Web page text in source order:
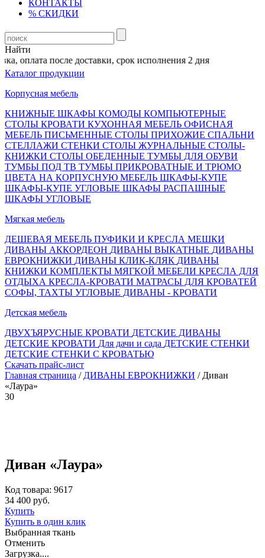
КОНТАКТЫ
% СКИДКИ
Найти
оплата после доставки, срок исполнения 2 дня
Каталог продукции
Корпусная мебель
КНИЖНЫЕ ШКАФЫ КОМОДЫ КОМПЬЮТЕРНЫЕ
СТОЛЫ КРОВАТИ КУХОННАЯ МЕБЕЛЬ ОФИСНАЯ
МЕБЕЛЬ ПИСЬМЕННЫЕ СТОЛЫ ПРИХОЖИЕ СПАЛЬНИ
СТЕЛЛАЖИ СТЕНКИ СТОЛЫ ЖУРНАЛЬНЫЕ СТОЛЫ-
КНИЖКИ СТОЛЫ ОБЕДЕННЫЕ ТУМБЫ ДЛЯ ОБУВИ
ТУМБЫ ПОД ТВ ТУМБЫ ПРИКРОВАТНЫЕ И ТРЮМО
ЦВЕТА НА КОРПУСНУЮ МЕБЕЛЬ ШКАФЫ-КУПЕ
ШКАФЫ-КУПЕ УГЛОВЫЕ ШКАФЫ РАСПАШНЫЕ
ШКАФЫ УГЛОВЫЕ
Мягкая мебель
ДЕШЕВАЯ МЕБЕЛЬ ПУФИКИ И КРЕСЛА МЕШКИ
ДИВАНЫ АККОРДЕОН ДИВАНЫ ВЫКАТНЫЕ ДИВАНЫ
ЕВРОКНИЖКИ ДИВАНЫ КЛИК-КЛЯК ДИВАНЫ
КНИЖКИ КОМПЛЕКТЫ МЯГКОЙ МЕБЕЛИ КРЕСЛА ДЛЯ
ОТДЫХА КРЕСЛА-КРОВАТИ МАТРАСЫ ДЛЯ КРОВАТЕЙ
СОФЫ, ТАХТЫ УГЛОВЫЕ ДИВАНЫ - КРОВАТИ
Детская мебель
ДВУХЪЯРУСНЫЕ КРОВАТИ ДЕТСКИЕ ДИВАНЫ
ДЕТСКИЕ КРОВАТИ Для дачи и сада ДЕТСКИЕ СТЕНКИ
ДЕТСКИЕ СТЕНКИ С КРОВАТЬЮ
Скачать прайс-лист
Главная страница / ДИВАНЫ ЕВРОКНИЖКИ / Диван
«Лаура»
30
Диван «Лаура»
Код товара: 9617
34 400 руб.
Купить
Купить в один клик
Выбранная ткань
Отменить
Загрузка....